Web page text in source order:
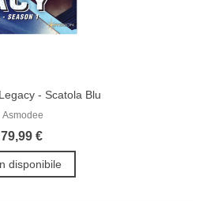
- Scatola Blu
Asmodee
79,99 €
disponibile